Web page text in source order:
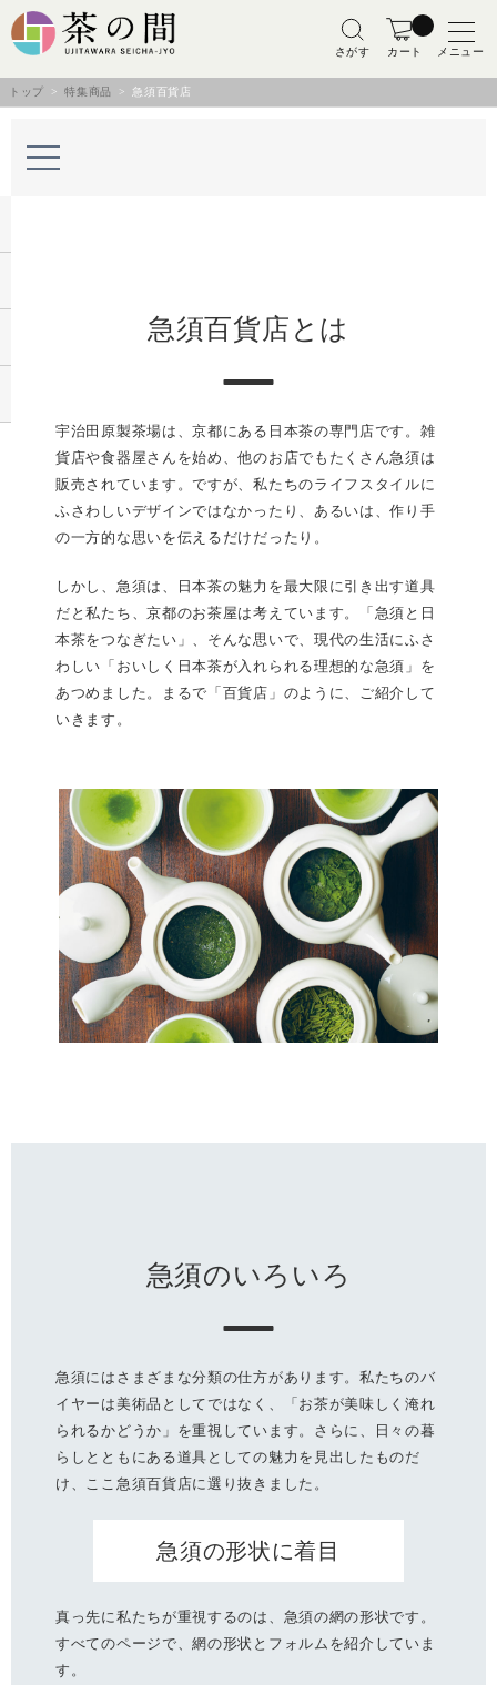
さがす カート メニュー
トップ >特集商品 > 急須百貨店
急須百貨店とは
宇治田原製茶場は、京都にある日本茶の専門店です。雑
貨店や食器屋さんを始め、他のお店でもたくさん急須は
販売されています。ですが、私たちのライフスタイルに
ふさわしいデザインではなかったり、あるいは、作り手
の一方的な思いを伝えるだけだったり。
しかし、急須は、日本茶の魅力を最大限に引き出す道具
だと私たち、京都のお茶屋は考えています。「急須と日
本茶をつなぎたい」、そんな思いで、現代の生活にふさ
わしい「おいしく日本茶が入れられる理想的な急須」を
あつめました。まるで「百貨店」のように、ご紹介して
いきます。
急須のいろいろ
急須にはさまざまな分類の仕方があります。私たちのバ
イヤーは美術品としてではなく、「お茶が美味しく淹れ
られるかどうか」を重視しています。さらに、日々の暮
らしとともにある道具としての魅力を見出したものだ
け、ここ急須百貨店に選り抜きました。
急須の形状に着目
真っ先に私たちが重視するのは、急須の網の形状です。
すべてのページで、網の形状とフォルムを紹介していま
す。